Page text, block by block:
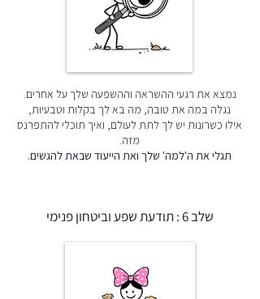
נמצא את רגעי ההשראה וההשפעה שלך על אחרים.
נגלה במה את טובה, מה בא לך בקלות וטבעיות,
אילו כשרונות יש לך לתת לעולם, ואיך תוכלי להתפרנס
מזה.
תגלי את ה'למה' שלך ואת הייעוד שבאת להגשים.
שלב 6 : תודעת שפע וביטחון פנימי